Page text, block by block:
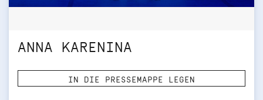
ANNA KARENINA
IN DIE PRESSEMAPPE LEGEN